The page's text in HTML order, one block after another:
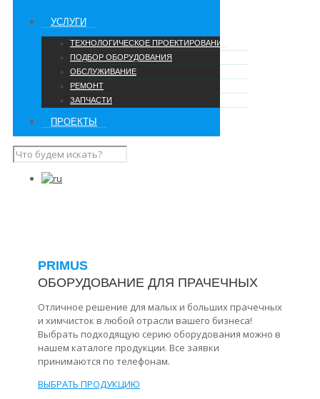
УCЛУГИ
ТЕХНОЛОГИЧЕСКОЕ ПРОЕКТИРОВАНИЕ
ПОДБОР ОБОРУДОВАНИЯ
ОБСЛУЖИВАНИЕ
РЕМОНТ
ЗАПЧАСТИ
ПРОЕКТЫ
PRIMUS
ОБОРУДОВАНИЕ ДЛЯ ПРАЧЕЧНЫХ
Отличное решение для малых и больших прачечных
и химчисток в любой отрасли вашего бизнеса!
Выбрать подходящую серию оборудования можно в
нашем каталоге продукции. Все заявки
принимаются по телефонам.
ВЫБРАТЬ ПРОДУКЦИЮ